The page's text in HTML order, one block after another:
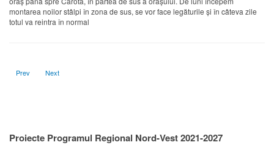
montarea noilor stâlpi în zona de sus, se vor face legăturile și în câteva zile
totul va reintra în normal
Previous article: Chestionar - Creare coridor de mobilitate Baia Sprie – Chiuzbaia,
Prev Next article: 27 Mai - Vă așteptăm la Ziua Lacului Albastru !
Next
Proiecte Programul Regional Nord-Vest 2021-2027